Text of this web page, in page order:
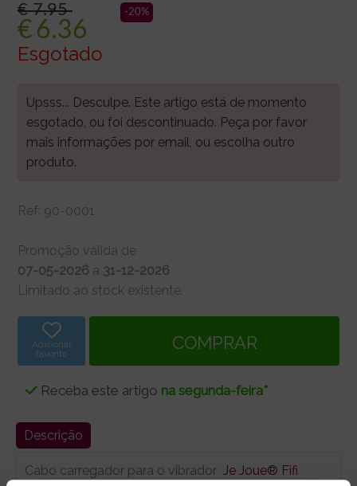
€ 7.95 -20%
€ 6.36
Esgotado
Upsss... Desculpe. Este artigo está de momento
esgotado, ou foi descontinuado. Peça por favor
mais informações por email, ou escolha outro
produto.
Ref: 90-0001
Promoção válida de
07-05-2026 a 31-12-2026
Limitado ao stock existente.
Adicionar
favorito
Receba este artigo na segunda-feira*
Descrição
Cabo carregador para o vibrador Je Joue® Fifi